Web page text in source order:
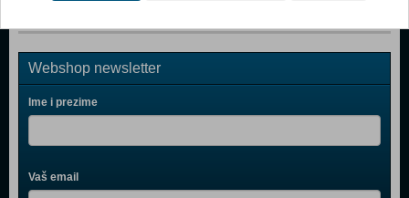
Webshop newsletter
Ime i prezime
Vaš email